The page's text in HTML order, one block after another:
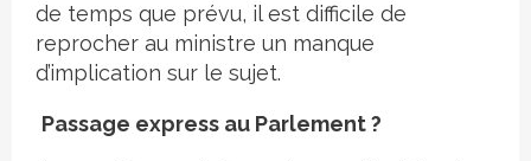
de temps que prévu, il est difficile de
reprocher au ministre un manque
d’implication sur le sujet.
Passage express au Parlement ?